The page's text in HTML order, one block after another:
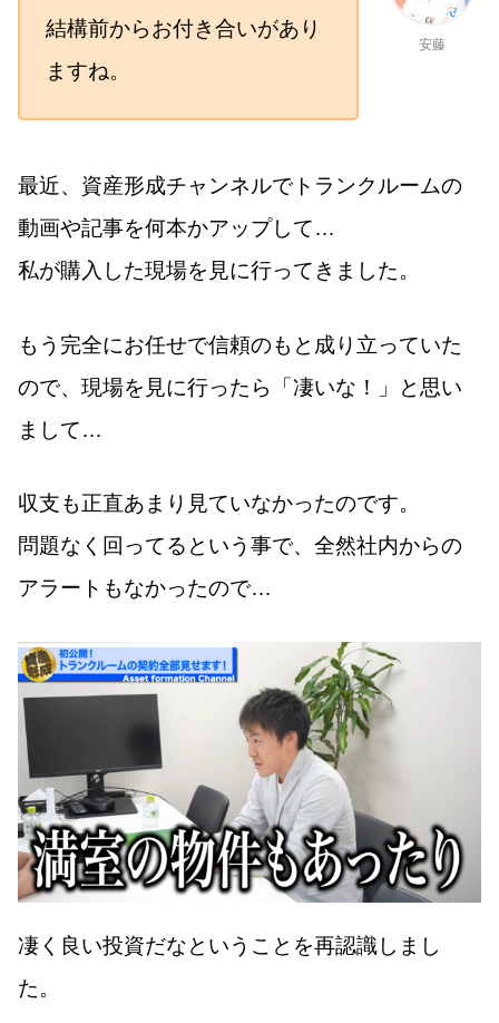
安藤
結構前からお付き合いがあり
ますね。
最近、資産形成チャンネルでトランクルームの
動画や記事を何本かアップして…
私が購入した現場を見に行ってきました。
もう完全にお任せで信頼のもと成り立っていた
ので、現場を見に行ったら「凄いな！」と思い
まして…
収支も正直あまり見ていなかったのです。
問題なく回ってるという事で、全然社内からの
アラートもなかったので…
凄く良い投資だなということを再認識しまし
た。